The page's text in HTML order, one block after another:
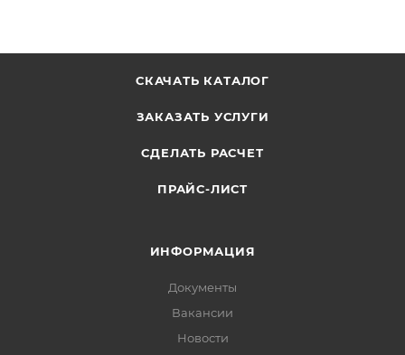
СКАЧАТЬ КАТАЛОГ
ЗАКАЗАТЬ УСЛУГИ
СДЕЛАТЬ РАСЧЕТ
ПРАЙС-ЛИСТ
ИНФОРМАЦИЯ
Документы
Вакансии
Новости